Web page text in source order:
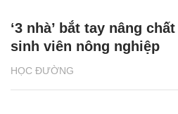
HỌC ĐƯỜNG
‘3 nhà’ bắt tay nâng
sinh viên nông nghiệp